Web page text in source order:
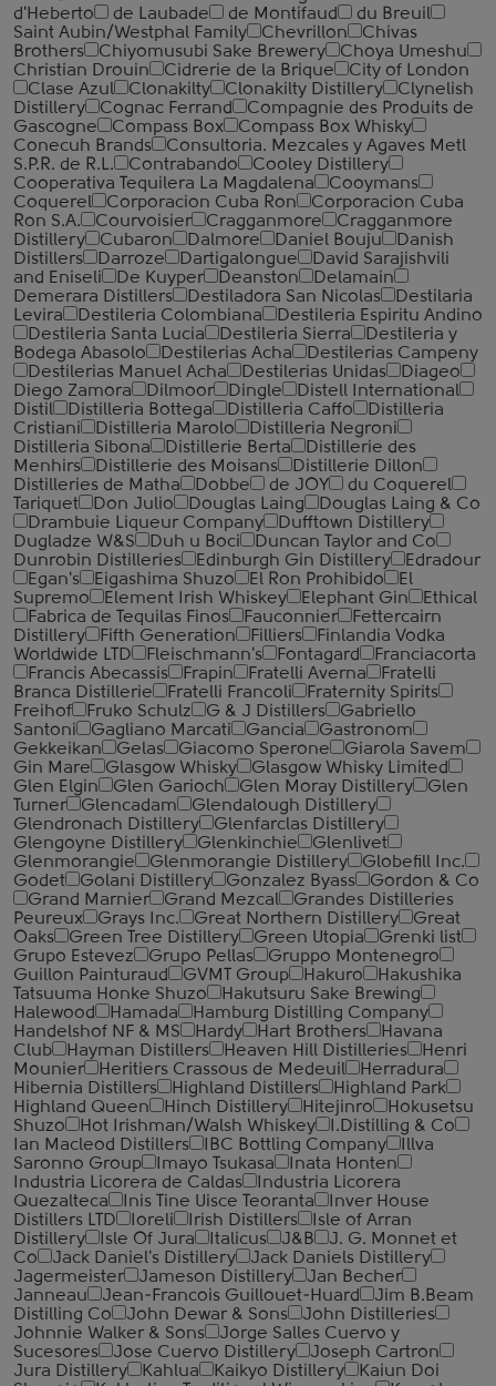
d'Heberto
de Laubade de Montifaud
du Breuil
Saint Aubin/Westphal Family
Chevrillon
Chivas
Brothers
Chiyomusubi Sake Brewery
Choya Umeshu
Christian Drouin
Cidrerie de la Brique
City of London
Clase Azul
Clonakilty Clonakilty Distillery
Clynelish
Distillery
Cognac Ferrand
Compagnie des Produits de
Gascogne
Compass Box
Compass Box Whisky
Conecuh Brands
Consultoria. Mezcales y Agaves Metl
S.P.R. de R.L.
Contrabando
Cooley Distillery
Cooperativa Tequilera La Magdalena
Cooymans
Coquerel
Corporacion Cuba Ron
Corporacion Cuba
Ron S.A.
Courvoisier Cragganmore
Cragganmore
Distillery
Cubaron Dalmore Daniel Bouju
Danish
Distillers
Darroze Dartigalongue
David Sarajishvili
and Eniseli
De Kuyper Deanston
Delamain
Demerara Distillers
Destiladora San Nicolas
Destilaria
Levira
Destileria Colombiana
Destileria Espiritu Andino
Destileria Santa Lucia
Destileria Sierra
Destileria y
Bodega Abasolo
Destilerias Acha
Destilerias Campeny
Destilerias Manuel Acha
Destilerias Unidas
Diageo
Diego Zamora
Dilmoor Dingle
Distell International
Distil
Distilleria Bottega Distilleria Caffo
Distilleria
Cristiani
Distilleria Marolo
Distilleria Negroni
Distilleria Sibona
Distillerie Berta
Distillerie des
Menhirs
Distillerie des Moisans
Distillerie Dillon
Distilleries de Matha
Dobbe de JOY
du Coquerel
Tariquet
Don Julio Douglas Laing
Douglas Laing & Co
Drambuie Liqueur Company
Dufftown Distillery
Dugladze W&S
Duh u Boci
Duncan Taylor and Co
Dunrobin Distilleries
Edinburgh Gin Distillery
Edradour
Egan's
Eigashima Shuzo El Ron Prohibido
El
Supremo
Element Irish Whiskey Elephant Gin
Ethical
Fabrica de Tequilas Finos
Fauconnier
Fettercairn
Distillery
Fifth Generation Filliers
Finlandia Vodka
Worldwide LTD
Fleischmann's Fontagard
Franciacorta
Francis Abecassis
Frapin Fratelli Averna
Fratelli
Branca Distillerie
Fratelli ‎Francoli
Fraternity Spirits
Freihof
Fruko Schulz G & J Distillers
Gabriello
Santoni
Gagliano Marcati Gancia
Gastronom
Gekkeikan
Gelas Giacomo Sperone
Giarola Savem
Gin Mare
Glasgow Whisky
Glasgow Whisky Limited
Glen Elgin
Glen Garioch Glen Moray Distillery
Glen
Turner
Glencadam
Glendalough Distillery
Glendronach Distillery
Glenfarclas Distillery
Glengoyne Distillery
Glenkinchie
Glenlivet
Glenmorangie
Glenmorangie Distillery
Globefill Inc.
Godet
Golani Distillery Gonzalez Byass
Gordon & Co
Grand Marnier
Grand Mezcal
Grandes Distilleries
Peureux
Grays Inc. Great Northern Distillery
Great
Oaks
Green Tree Distillery Green Utopia
Grenki list
Grupo Estevez
Grupo Pellas
Gruppo Montenegro
Guillon Painturaud
GVMT Group Hakuro
Hakushika
Tatsuuma Honke Shuzo
Hakutsuru Sake Brewing
Halewood
Hamada
Hamburg Distilling Company
Handelshof NF & MS
Hardy Hart Brothers
Havana
Club
Hayman Distillers Heaven Hill Distilleries
Henri
Mounier
Heritiers Crassous de Medeuil
Herradura
Hibernia Distillers
Highland Distillers
Highland Park
Highland Queen
Hinch Distillery Hitejinro
Hokusetsu
Shuzo
Hot Irishman/Walsh Whiskey
I.Distilling & Co
Ian Macleod Distillers
IBC Bottling Company
Illva
Saronno Group
Imayo Tsukasa
Inata Honten
Industria Licorera de Caldas
Industria Licorera
Quezalteca
Inis Tine Uisce Teoranta
Inver House
Distillers LTD
Ioreli Irish Distillers
Isle of Arran
Distillery
Isle Of Jura Italicus J&B
J. G. Monnet et
Co
Jack Daniel's Distillery
Jack Daniels Distillery
Jagermeister
Jameson Distillery
Jan Becher
Janneau
Jean-Francois Guillouet-Huard
Jim B.Beam
Distilling Co
John Dewar & Sons
John Distilleries
Johnnie Walker & Sons
Jorge Salles Cuervo y
Sucesores
Jose Cuervo Distillery
Joseph Cartron
Jura Distillery
Kahlua Kaikyo Distillery
Kaiun Doi